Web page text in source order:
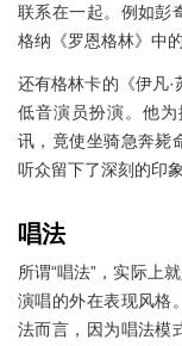
联系在一起。例如彭
格纳《罗恩格林》中
还有格林卡的《伊凡
低音演员扮演。他
讯，竟使坐骑急奔毙
听众留下了深刻的印
唱法
所谓“唱法”，实际上
演唱的外在表现风格
法而言，因为唱法模